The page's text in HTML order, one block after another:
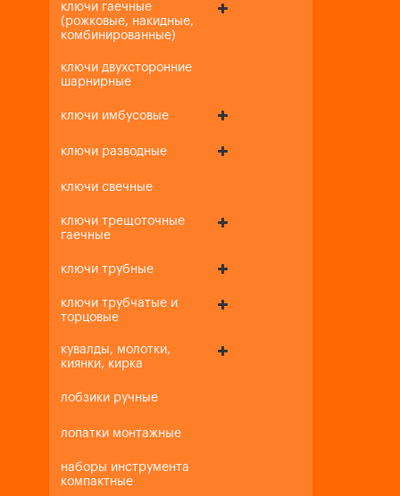
ключи гаечные
(рожковые, накидные,
комбинированные)
ключи двухсторонние
шарнирные
ключи имбусовые
ключи разводные
ключи свечные
ключи трещоточные
гаечные
ключи трубные
ключи трубчатые и
торцовые
кувалды, молотки,
киянки, кирка
лобзики ручные
лопатки монтажные
наборы инструмента
компактные